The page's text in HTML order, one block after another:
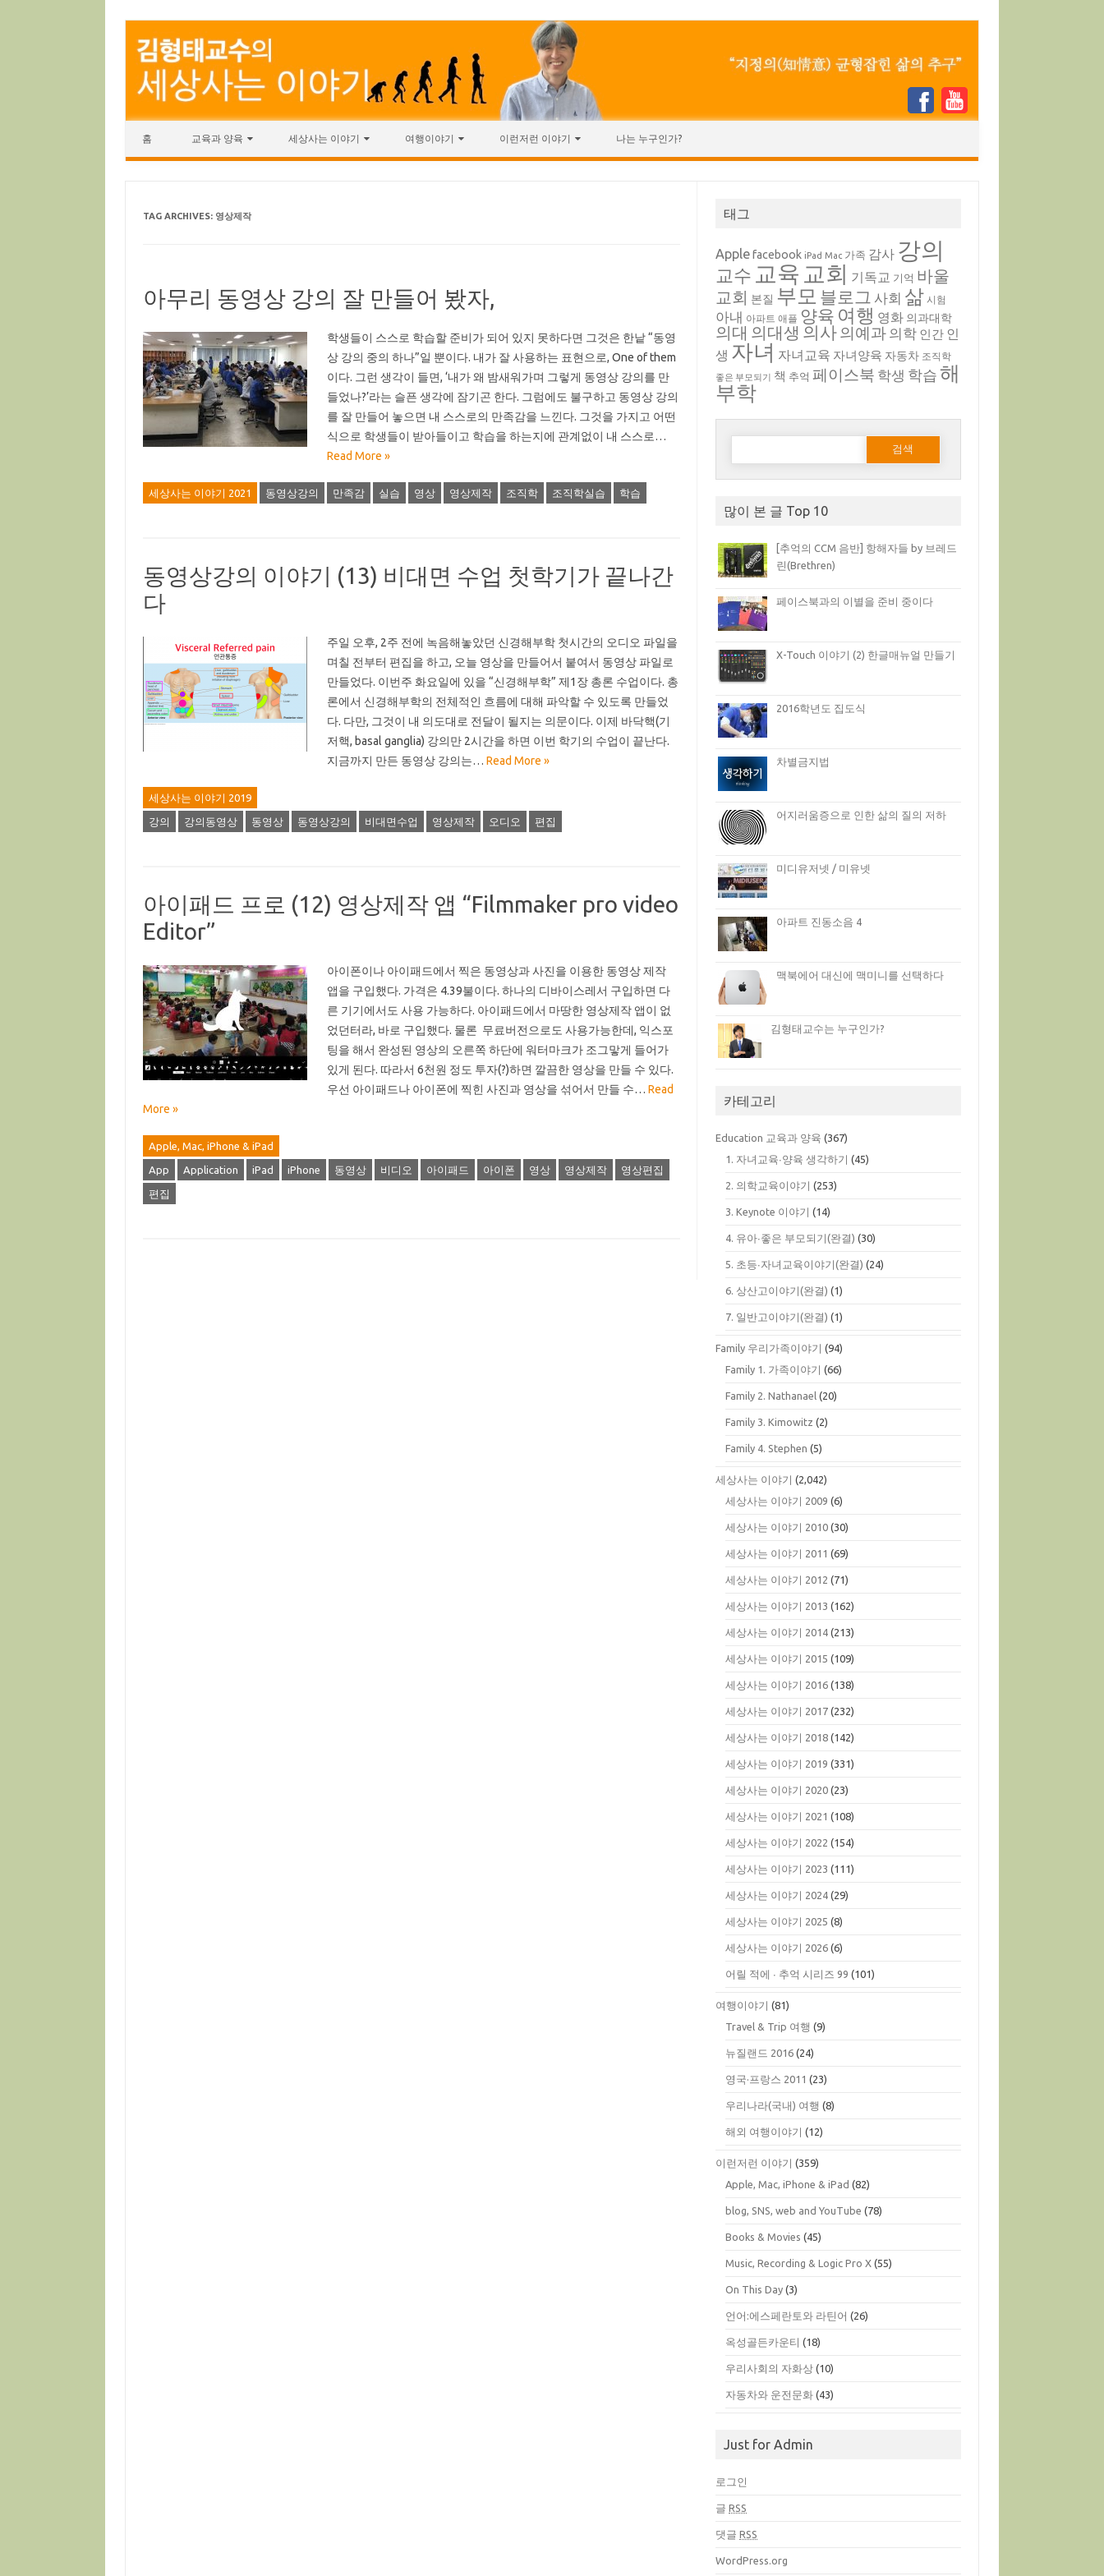
홈 교육과 양육 세상사는 이야기 여행이야기 이런저런 이야기 나는 누구인가?
TAG ARCHIVES: 영상제작
아무리 동영상 강의 잘 만들어 봤자,
학생들이 스스로 학습할 준비가 되어 있지 못하다면 그것은 한낱 “동영
상 강의 중의 하나”일 뿐이다. 내가 잘 사용하는 표현으로, One of them
이다. 그런 생각이 들면, ‘내가 왜 밤새워가며 그렇게 동영상 강의를 만
들었나?’라는 슬픈 생각에 잠기곤 한다. 그럼에도 불구하고 동영상 강의
를 잘 만들어 놓으면 내 스스로의 만족감을 느낀다. 그것을 가지고 어떤
식으로 학생들이 받아들이고 학습을 하는지에 관계없이 내 스스로…
Read More »
세상사는 이야기 2021 동영상강의 만족감 실습 영상 영상제작 조직학 조직학실습 학습
동영상강의 이야기 (13) 비대면 수업 첫학기가 끝나간
다
주일 오후, 2주 전에 녹음해놓았던 신경해부학 첫시간의 오디오 파일을
며칠 전부터 편집을 하고, 오늘 영상을 만들어서 붙여서 동영상 파일로
만들었다. 이번주 화요일에 있을 “신경해부학” 제1장 총론 수업이다. 총
론에서 신경해부학의 전체적인 흐름에 대해 파악할 수 있도록 만들었
다. 다만, 그것이 내 의도대로 전달이 될지는 의문이다. 이제 바닥핵(기
저핵, basal ganglia) 강의만 2시간을 하면 이번 학기의 수업이 끝난다.
지금까지 만든 동영상 강의는… Read More »
세상사는 이야기 2019
강의 강의동영상 동영상 동영상강의 비대면수업 영상제작 오디오 편집
아이패드 프로 (12) 영상제작 앱 “Filmmaker pro video
Editor”
아이폰이나 아이패드에서 찍은 동영상과 사진을 이용한 동영상 제작
앱을 구입했다. 가격은 4.39불이다. 하나의 디바이스레서 구입하면 다
른 기기에서도 사용 가능하다. 아이패드에서 마땅한 영상제작 앱이 없
었던터라, 바로 구입했다. 물론 무료버전으로도 사용가능한데, 익스포
팅을 해서 완성된 영상의 오른쪽 하단에 워터마크가 조그맣게 들어가
있게 된다. 따라서 6천원 정도 투자(?)하면 깔끔한 영상을 만들 수 있다.
우선 아이패드나 아이폰에 찍힌 사진과 영상을 섞어서 만들 수… Read
More »
Apple, Mac, iPhone & iPad
App Application iPad iPhone 동영상 비디오 아이패드 아이폰 영상 영상제작 영상편집
편집
태그
Apple facebook iPad Mac 가족 감사 강의
교수 교육 교회 기독교 기억 바울
교회 본질 부모 블로그 사회 삶 시험
아내 아파트 애플 양육 여행 영화 의과대학
의대 의대생 의사의예과 의학 인간 인
생 자녀 자녀교육 자녀양육 자동차 조직학
좋은 부모되기 책 추억 페이스북 학생 학습 해
부학
다음 검색:
많이 본 글 Top 10
[추억의 CCM 음반] 항해자들 by 브레드
린(Brethren)
페이스북과의 이별을 준비 중이다
X-Touch 이야기 (2) 한글매뉴얼 만들기
2016학년도 집도식
차별금지법
어지러움증으로 인한 삶의 질의 저하
미디유저넷 / 미유넷
아파트 진동소음 4
맥북에어 대신에 맥미니를 선택하다
김형태교수는 누구인가?
카테고리
Education 교육과 양육 (367)
1. 자녀교육∙양육 생각하기 (45)
2. 의학교육이야기 (253)
3. Keynote 이야기 (14)
4. 유아∙좋은 부모되기(완결) (30)
5. 초등∙자녀교육이야기(완결) (24)
6. 상산고이야기(완결) (1)
7. 일반고이야기(완결) (1)
Family 우리가족이야기 (94)
Family 1. 가족이야기 (66)
Family 2. Nathanael (20)
Family 3. Kimowitz (2)
Family 4. Stephen (5)
세상사는 이야기 (2,042)
세상사는 이야기 2009 (6)
세상사는 이야기 2010 (30)
세상사는 이야기 2011 (69)
세상사는 이야기 2012 (71)
세상사는 이야기 2013 (162)
세상사는 이야기 2014 (213)
세상사는 이야기 2015 (109)
세상사는 이야기 2016 (138)
세상사는 이야기 2017 (232)
세상사는 이야기 2018 (142)
세상사는 이야기 2019 (331)
세상사는 이야기 2020 (23)
세상사는 이야기 2021 (108)
세상사는 이야기 2022 (154)
세상사는 이야기 2023 (111)
세상사는 이야기 2024 (29)
세상사는 이야기 2025 (8)
세상사는 이야기 2026 (6)
어릴 적에 ∙ 추억 시리즈 99 (101)
여행이야기 (81)
Travel & Trip 여행 (9)
뉴질랜드 2016 (24)
영국·프랑스 2011 (23)
우리나라(국내) 여행 (8)
해외 여행이야기 (12)
이런저런 이야기 (359)
Apple, Mac, iPhone & iPad (82)
blog, SNS, web and YouTube (78)
Books & Movies (45)
Music, Recording & Logic Pro X (55)
On This Day (3)
언어:에스페란토와 라틴어 (26)
옥성골든카운티 (18)
우리사회의 자화상 (10)
자동차와 운전문화 (43)
Just for Admin
로그인
글RSS
댓글RSS
WordPress.org